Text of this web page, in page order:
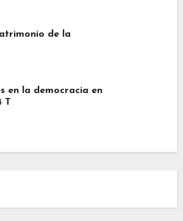
de la
en la democracia en
T